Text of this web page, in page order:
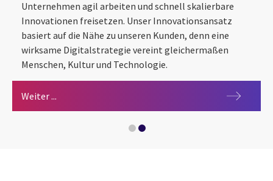
Innovation Technology Campus
Unternehmen agil arbeiten und schnell skalierbare
Innovationen freisetzen. Unser Innovationsansatz
basiert auf die Nähe zu unseren Kunden, denn eine
wirksame Digitalstrategie vereint gleichermaßen
Menschen, Kultur und Technologie.
Weiter ...